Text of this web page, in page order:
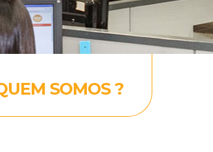
SOMOS ?